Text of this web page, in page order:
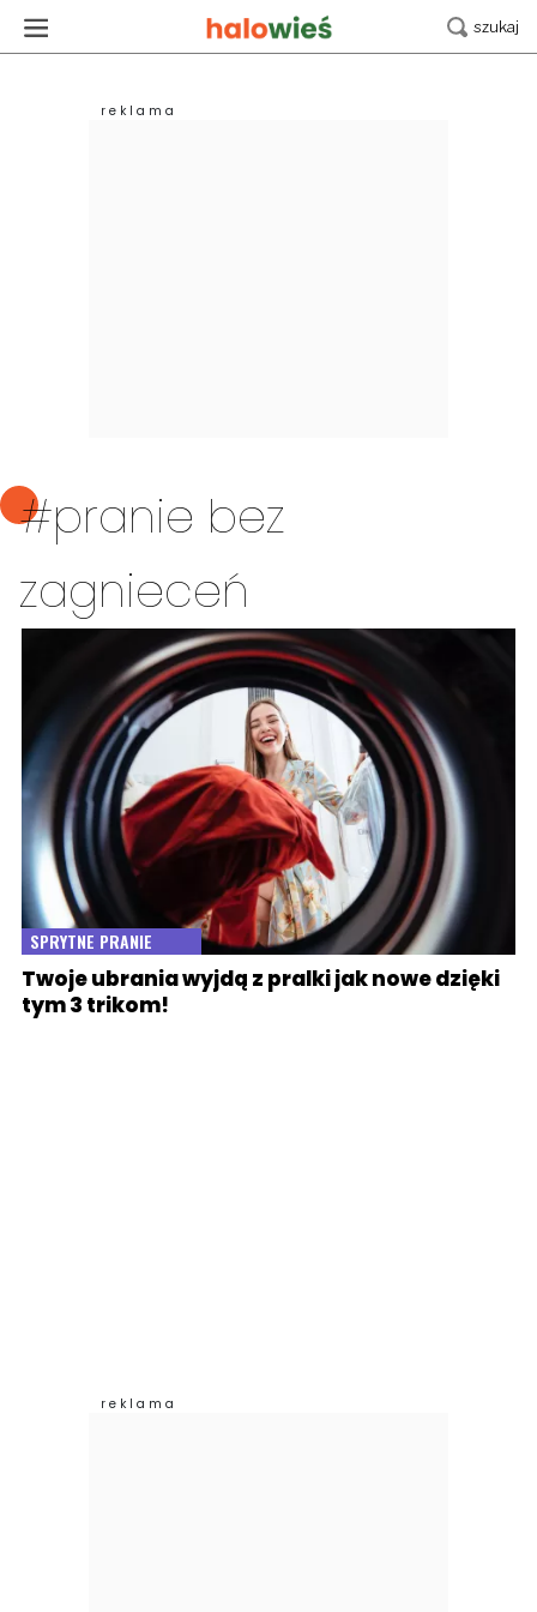
#pranie bez
zagnieceń
SPRYTNE PRANIE
Twoje ubrania wyjdą z pralki jak nowe dzięki
tym 3 trikom!